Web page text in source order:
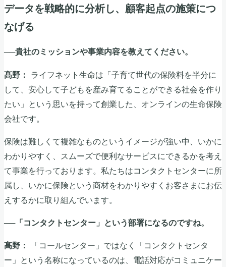
データを戦略的に分析し、顧客起点の施策につ
なげる
──貴社のミッションや事業内容を教えてください。
髙野： ライフネット生命は「子育て世代の保険料を半分に
して、安心して子どもを産み育てることができる社会を作り
たい」という思いを持って創業した、オンラインの生命保険
会社です。
保険は難しくて複雑なものというイメージが強い中、いかに
わかりやすく、スムーズで便利なサービスにできるかを考え
て事業を行っております。私たちはコンタクトセンターに所
属し、いかに保険という商材をわかりやすくお客さまにお伝
えするかに取り組んでいます。
──「コンタクトセンター」という部署になるのですね。
髙野：
「コールセンター」ではなく「コンタクトセンタ
ー」という名称になっているのは、電話対応がコミュニケー